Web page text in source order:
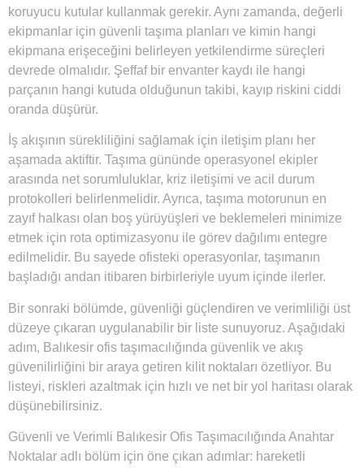
koruyucu kutular kullanmak gerekir. Aynı zamanda, değerli
ekipmanlar için güvenli taşıma planları ve kimin hangi
ekipmana erişeceğini belirleyen yetkilendirme süreçleri
devrede olmalıdır. Şeffaf bir envanter kaydı ile hangi
parçanın hangi kutuda olduğunun takibi, kayıp riskini ciddi
oranda düşürür.
İş akışının sürekliliğini sağlamak için iletişim planı her
aşamada aktiftir. Taşıma gününde operasyonel ekipler
arasında net sorumluluklar, kriz iletişimi ve acil durum
protokolleri belirlenmelidir. Ayrıca, taşıma motorunun en
zayıf halkası olan boş yürüyüşleri ve beklemeleri minimize
etmek için rota optimizasyonu ile görev dağılımı entegre
edilmelidir. Bu sayede ofisteki operasyonlar, taşımanın
başladığı andan itibaren birbirleriyle uyum içinde ilerler.
Bir sonraki bölümde, güvenliği güçlendiren ve verimliliği üst
düzeye çıkaran uygulanabilir bir liste sunuyoruz. Aşağıdaki
adım, Balıkesir ofis taşımacılığında güvenlik ve akış
güvenilirliğini bir araya getiren kilit noktaları özetliyor. Bu
listeyi, riskleri azaltmak için hızlı ve net bir yol haritası olarak
düşünebilirsiniz.
Güvenli ve Verimli Balıkesir Ofis Taşımacılığında Anahtar
Noktalar adlı bölüm için öne çıkan adımlar: hareketli